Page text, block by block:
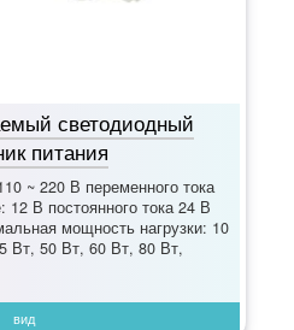
светодиодный
питания
~ 220 В переменного тока
В постоянного тока 24 В
мощность нагрузки: 10
Вт, 50 Вт, 60 Вт, 80 Вт,
вид